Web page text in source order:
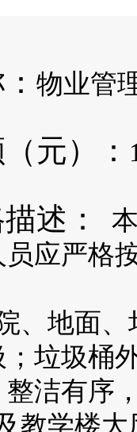
物业管
元）：
述：
应严格
、地面
垃圾桶
洁有序
教学楼